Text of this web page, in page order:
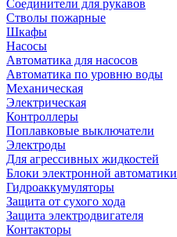
Соединители для рукавов
Стволы пожарные
Шкафы
Насосы
Автоматика для насосов
Автоматика по уровню воды
Механическая
Электрическая
Контроллеры
Поплавковые выключатели
Электроды
Для агрессивных жидкостей
Блоки электронной автоматики
Гидроаккумуляторы
Защита от сухого хода
Защита электродвигателя
Контакторы